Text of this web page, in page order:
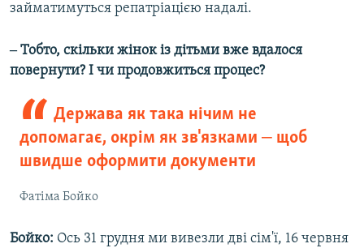
займатимуться репатріацією надалі.
‒ Тобто, скільки жінок із дітьми вже вдалося
повернути? І чи продовжиться процес?
Держава як така нічим не
допомагає, окрім як зв'язками ‒ щоб
швидше оформити документи
Фатіма Бойко
Бойко: Ось 31 грудня ми вивезли дві сім'ї, 16 червня